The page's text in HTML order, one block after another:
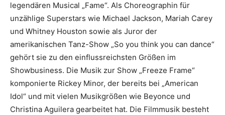
legendären Musical „Fame“. Als Choreographin für
unzählige Superstars wie Michael Jackson, Mariah Carey
und Whitney Houston sowie als Juror der
amerikanischen Tanz-Show „So you think you can dance“
gehört sie zu den einflussreichsten Größen im
Showbusiness. Die Musik zur Show „Freeze Frame“
komponierte Rickey Minor, der bereits bei „American
Idol“ und mit vielen Musikgrößen wie Beyonce und
Christina Aguilera gearbeitet hat. Die Filmmusik besteht